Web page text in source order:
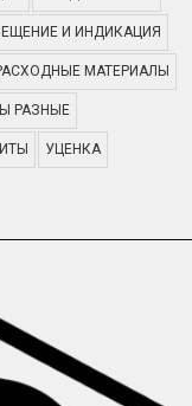
И ИНДИКАЦИЯ
МАТЕРИАЛЫ
РАЗНЫЕ
УЦЕНКА